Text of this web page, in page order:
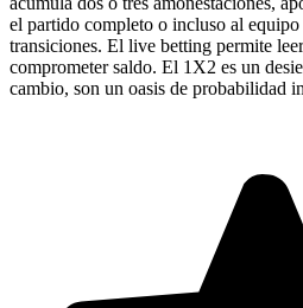
el partido completo o incluso al equipo
transiciones. El live betting permite
comprometer saldo. El 1X2 es un
cambio, son un oasis de probabilidad